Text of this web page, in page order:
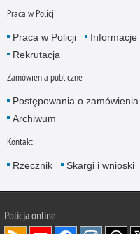
Praca w Policji
Praca w Policji Informacje
Rekrutacja
Zamówienia publiczne
Postępowania o zamówienia
Archiwum
Kontakt
Rzecznik Skargi i wnioski
Policjaonline